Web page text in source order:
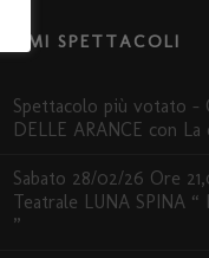
SPETTACOLI
Spettacolo più votato –
DELLE ARANCE con
Sabato 28/02/26 Ore
Teatrale LUNA SPINA “
”